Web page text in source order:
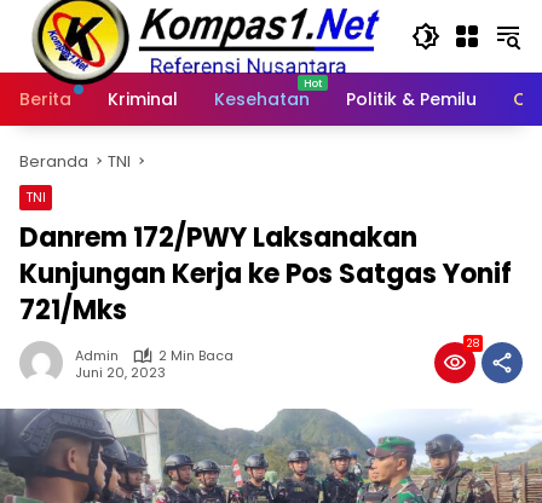
Langsung
konten
Berita
Kriminal Kesehatan Politik & Pemilu
Beranda TNI
TNI
Danrem 172/PWY Laksanakan
Kunjungan Kerja ke Pos Satgas Yonif
721/Mks
Admin
2 Min Baca
Juni 20, 2023
28